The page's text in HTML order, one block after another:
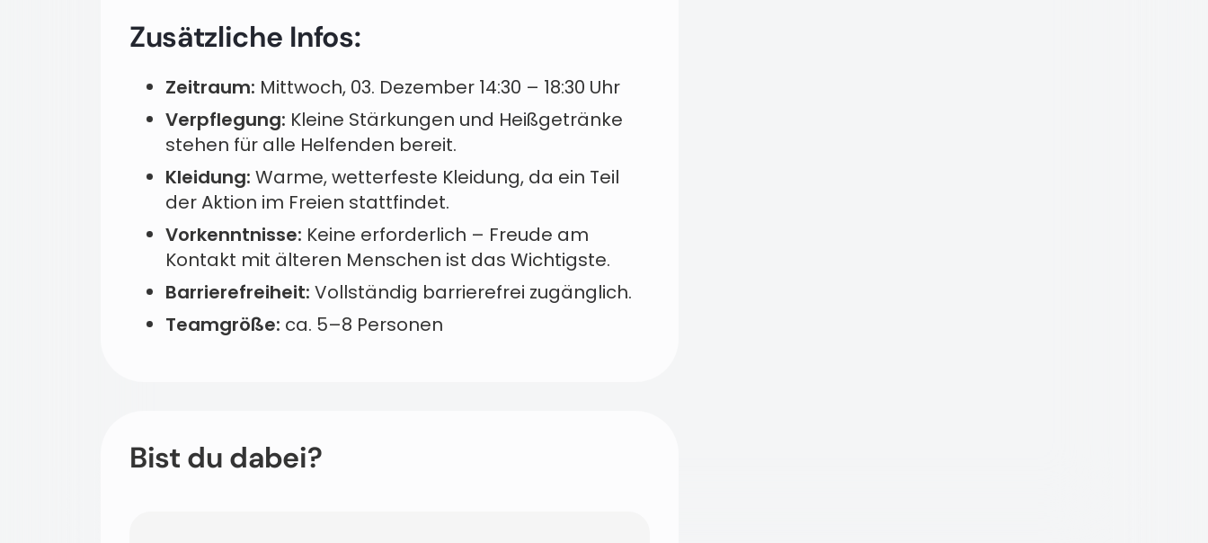
Zusätzliche Infos:
Zeitraum: Mittwoch, 03. Dezember 14:30 – 18:30 Uhr
Verpflegung: Kleine Stärkungen und Heißgetränke
stehen für alle Helfenden bereit.
Kleidung: Warme, wetterfeste Kleidung, da ein Teil
der Aktion im Freien stattfindet.
Vorkenntnisse: Keine erforderlich – Freude am
Kontakt mit älteren Menschen ist das Wichtigste.
Barrierefreiheit: Vollständig barrierefrei zugänglich.
Teamgröße: ca. 5–8 Personen
Bist du dabei?